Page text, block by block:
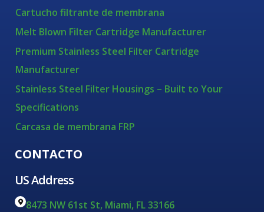
Cartucho filtrante de membrana
Melt Blown Filter Cartridge Manufacturer
Premium Stainless Steel Filter Cartridge
Manufacturer
Stainless Steel Filter Housings – Built to Your
Specifications
Carcasa de membrana FRP
CONTACTO
US Address
8473 NW 61st St, Miami, FL 33166